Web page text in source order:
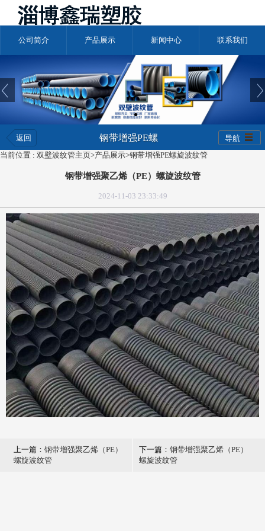
公司简介 产品展示 新闻中心 联系我们
返回 钢带增强PE螺
导航
当前位置 : 双壁波纹管主页>产品展示>钢带增强PE螺旋波纹管
钢带增强聚乙烯（PE）螺旋波纹管
2024-11-03 23:33:49
上一篇： 钢带增强聚乙烯（PE）
螺旋波纹管
下一篇： 钢带增强聚乙烯（PE）
螺旋波纹管